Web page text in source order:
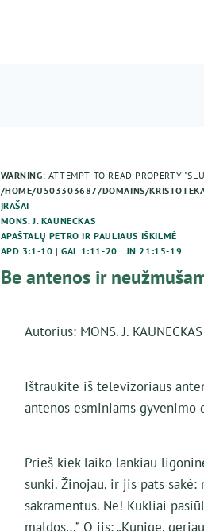
WARNING: ATTEMPT TO READ PROPERTY
/HOME/U503303687/DOMAINS/
ĮRAŠAI
MONS. J. KAUNECKAS
APAŠTALŲ PETRO IR PAULIAUS IŠKILMĖ
APD 3:1-10 |GAL 1:11-20 |JN 21:15-19
Be antenos ir
Autorius: MONS. J.
Ištraukite iš televizoriaus
antenos esminiams gyvenimo
Prieš kiek laiko lankiau
sunki. Žinojau, ir jis pats
sakramentus. Ne! Kukliai
maldos…” O jis: „Kunige,